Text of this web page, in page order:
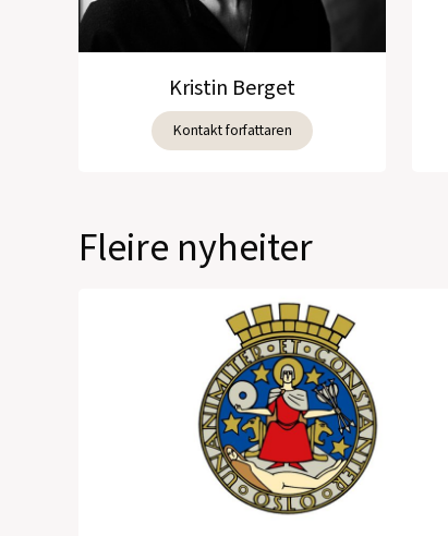
Kristin Berget
Kontakt forfattaren
Fleire nyheiter